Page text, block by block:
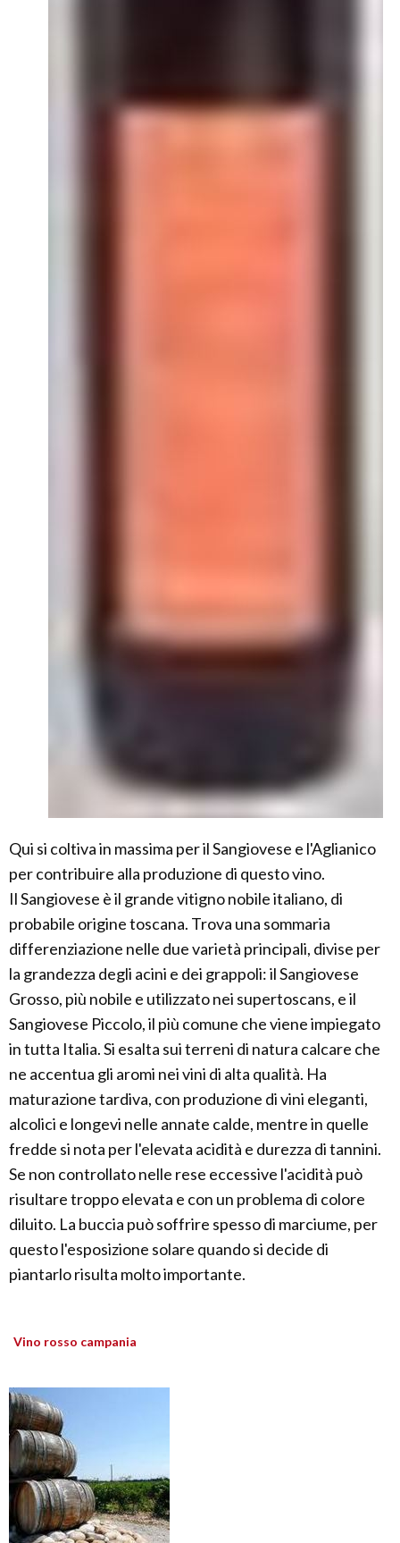
Qui si coltiva in massima per il Sangiovese e l'Aglianico
per contribuire alla produzione di questo vino.
Il Sangiovese è il grande vitigno nobile italiano, di
probabile origine toscana. Trova una sommaria
differenziazione nelle due varietà principali, divise per
la grandezza degli acini e dei grappoli: il Sangiovese
Grosso, più nobile e utilizzato nei supertoscans, e il
Sangiovese Piccolo, il più comune che viene impiegato
in tutta Italia. Si esalta sui terreni di natura calcare che
ne accentua gli aromi nei vini di alta qualità. Ha
maturazione tardiva, con produzione di vini eleganti,
alcolici e longevi nelle annate calde, mentre in quelle
fredde si nota per l'elevata acidità e durezza di tannini.
Se non controllato nelle rese eccessive l'acidità può
risultare troppo elevata e con un problema di colore
diluito. La buccia può soffrire spesso di marciume, per
questo l'esposizione solare quando si decide di
piantarlo risulta molto importante.
Vino rosso campania